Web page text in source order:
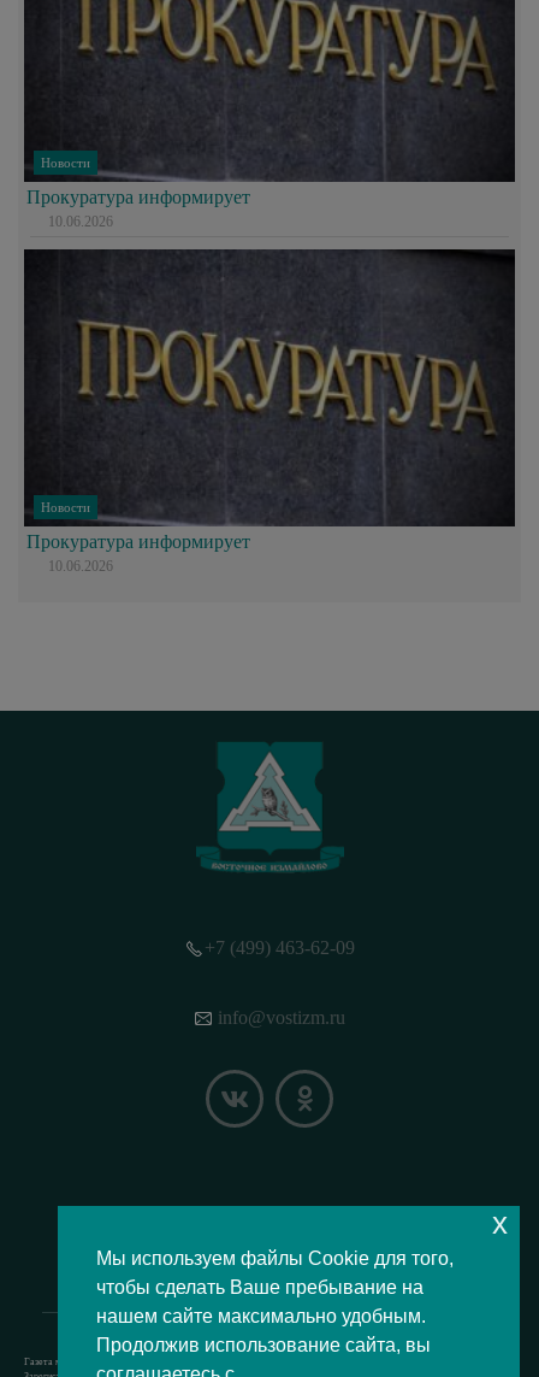
Новости
Прокуратура информирует
10.06.2026
Новости
Прокуратура информирует
10.06.2026
+7 (499) 463-62-09
info@vostizm.ru
Газета муниципального округа Восточное Измайлово.
Мы используем файлы Cookie для того,
чтобы сделать Ваше пребывание на
нашем сайте максимально удобным.
Продолжив использование сайта, вы
x